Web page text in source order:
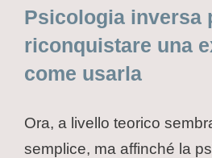
Psicologia inversa
riconquistare una
come usarla
Ora, a livello teorico
semplice, ma affinché la